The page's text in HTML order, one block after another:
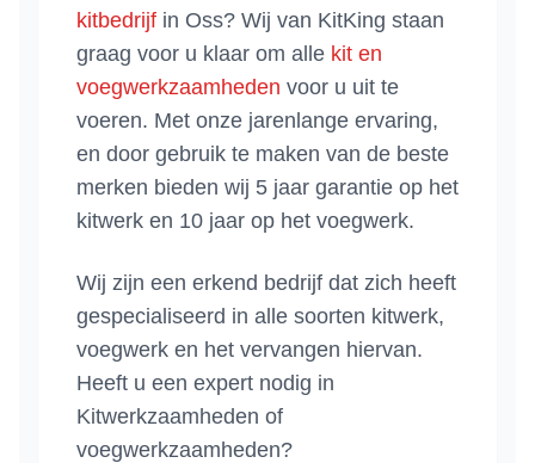
kitbedrijf in Oss? Wij van KitKing staan
graag voor u klaar om alle kit en
voegwerkzaamheden voor u uit te
voeren. Met onze jarenlange ervaring,
en door gebruik te maken van de beste
merken bieden wij 5 jaar garantie op het
kitwerk en 10 jaar op het voegwerk.
Wij zijn een erkend bedrijf dat zich heeft
gespecialiseerd in alle soorten kitwerk,
voegwerk en het vervangen hiervan.
Heeft u een expert nodig in
Kitwerkzaamheden of
voegwerkzaamheden?